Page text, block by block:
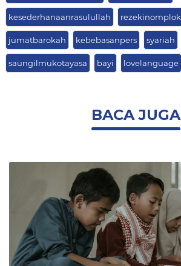
kesederhanaanrasulullah rezekinomplok
jumatbarokah kebebasanpers syariah
saungilmukotayasa bayi lovelanguage
BACA JUGA